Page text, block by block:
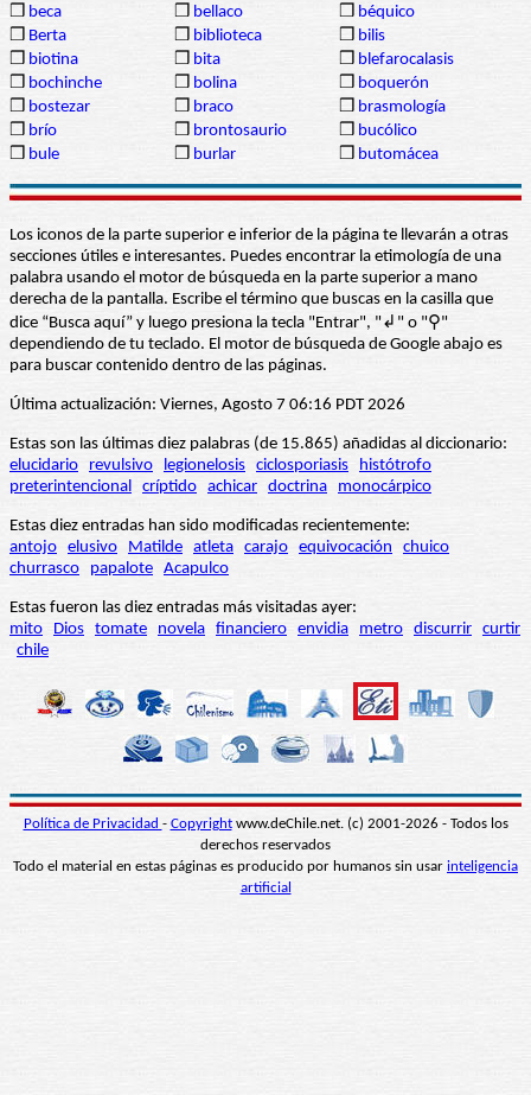
❒ beca ❒ bellaco ❒ béquico
❒ Berta ❒ biblioteca ❒ bilis
❒ biotina ❒ bita ❒ blefarocalasis
❒ bochinche ❒ bolina ❒ boquerón
❒ bostezar ❒ braco ❒ brasmología
❒ brío ❒ brontosaurio ❒ bucólico
❒ bule ❒ burlar ❒ butomácea
Los iconos de la parte superior e inferior de la página te llevarán a otras
secciones útiles e interesantes. Puedes encontrar la etimología de una
palabra usando el motor de búsqueda en la parte superior a mano
derecha de la pantalla. Escribe el término que buscas en la casilla que
dice “Busca aquí” y luego presiona la tecla "Entrar", "↲" o "⚲"
dependiendo de tu teclado. El motor de búsqueda de Google abajo es
para buscar contenido dentro de las páginas.
Última actualización: Viernes, Agosto 7 06:16 PDT 2026
Estas son las últimas diez palabras (de 15.865) añadidas al diccionario:
elucidario
revulsivo legionelosis ciclosporiasis
histótrofo
preterintencional críptido achicar doctrina monocárpico
Estas diez entradas han sido modificadas recientemente:
antojo elusivo Matilde atleta carajo equivocación
chuico
churrasco
papalote Acapulco
Estas fueron las diez entradas más visitadas ayer:
mito
Dios tomate novela financiero envidia metro discurrir curtir
chile
Política de Privacidad - Copyrightwww.deChile.net. (c) 2001-2026 - Todos los
derechos reservados
Todo el material en estas páginas es producido por humanos sin usar inteligencia
artificial